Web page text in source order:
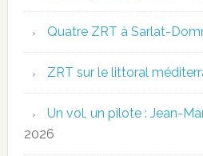
Quatre ZRT à Sarlat-
ZRT sur le littoral
Un vol, un pilote : Jean-
2026